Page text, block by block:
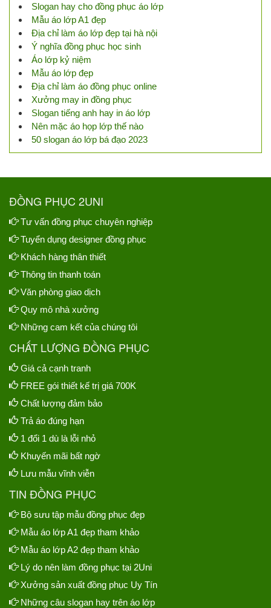
Slogan hay cho đồng phục áo lớp
Mẫu áo lớp A1 đẹp
Địa chỉ làm áo lớp đẹp tại hà nội
Ý nghĩa đồng phục học sinh
Áo lớp kỷ niệm
Mẫu áo lớp đẹp
Địa chỉ làm áo đồng phục online
Xưởng may in đồng phục
Slogan tiếng anh hay in áo lớp
Nên mặc áo họp lớp thế nào
50 slogan áo lớp bá đạo 2023
ĐỒNG PHỤC 2UNI
Tư vấn đồng phục chuyên nghiệp
Tuyển dụng designer đồng phục
Khách hàng thân thiết
Thông tin thanh toán
Văn phòng giao dịch
Quy mô nhà xưởng
Những cam kết của chúng tôi
CHẤT LƯỢNG ĐỒNG PHỤC
Giá cả cạnh tranh
FREE gói thiết kế trị giá 700K
Chất lượng đảm bảo
Trả áo đúng hạn
1 đổi 1 dù là lỗi nhỏ
Khuyến mãi bất ngờ
Lưu mẫu vĩnh viễn
TIN ĐỒNG PHỤC
Bộ sưu tập mẫu đồng phục đẹp
Mẫu áo lớp A1 đẹp tham khảo
Mẫu áo lớp A2 đẹp tham khảo
Lý do nên làm đồng phục tại 2Uni
Xưởng sản xuất đồng phục Uy Tín
Những câu slogan hay trên áo lớp